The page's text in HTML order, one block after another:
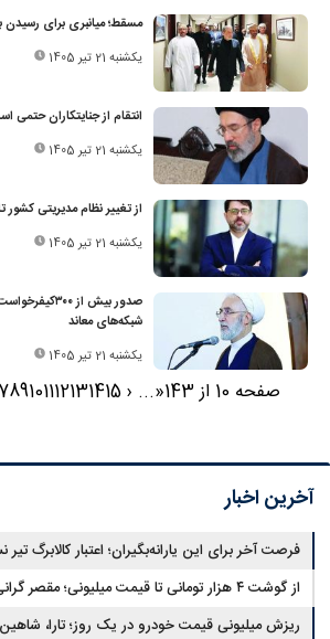
مسقط؛ میانبری برای رسیدن
یکشنبه 21 تیر 1405
انتقام از جنایتکاران حتمی
یکشنبه 21 تیر 1405
از تغییر نظام مدیریتی کشور
یکشنبه 21 تیر 1405
صدور بیش از
شبکه‌های معاند
یکشنبه 21 تیر 1405
صفحه 10 از 143 «
...
‹
789101112131415
آخرین اخبار
فرصت آخر برای این یارانه‌بگیران؛ اعتبار کالابرگ تیر
از گوشت ۴ هزار تومانی تا قیمت میلیونی؛ مقصر گرانی امروز کیست؟
ریزش میلیونی قیمت خودرو در یک روز؛ تارا، شاهین و پژو ۲۰۷